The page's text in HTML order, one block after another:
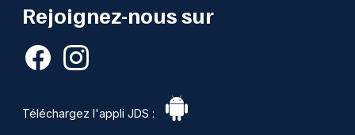
Rejoignez-nous sur
Téléchargez l'appli JDS :